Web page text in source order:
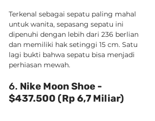
Terkenal sebagai sepatu paling mahal
untuk wanita, sepasang sepatu ini
dipenuhi dengan lebih dari 236 berlian
dan memiliki hak setinggi 15 cm. Satu
lagi bukti bahwa sepatu bisa menjadi
perhiasan mewah.
6. Nike Moon Shoe -
$437.500 (Rp 6,7 Miliar)